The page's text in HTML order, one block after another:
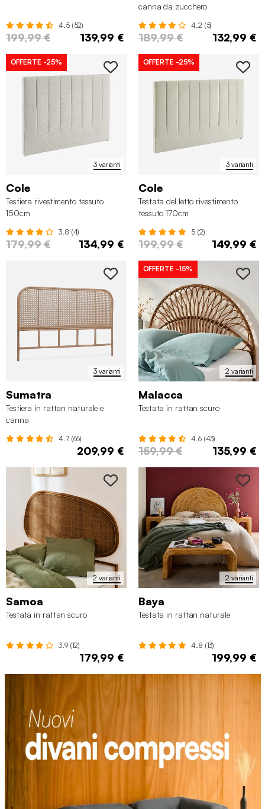
4.5 (52)
199,99 € 139,99 €
canna da zucchero
4.2 (5)
189,99 € 132,99 €
3 varianti
OFFERTE -25%
Cole
Testiera rivestimento tessuto
150cm
3.8 (4)
179,99 € 134,99 €
3 varianti
OFFERTE -25%
Cole
Testata del letto rivestimento
tessuto 170cm
5 (2)
199,99 € 149,99 €
3 varianti
Sumatra
Testiera in rattan naturale e
canna
4.7 (66)
209,99 €
2 varianti
OFFERTE -15%
Malacca
Testata in rattan scuro
4.6 (43)
159,99 € 135,99 €
2 varianti
Samoa
Testata in rattan scuro
3.9 (12)
179,99 €
2 varianti
Baya
Testata in rattan naturale
4.8 (13)
199,99 €